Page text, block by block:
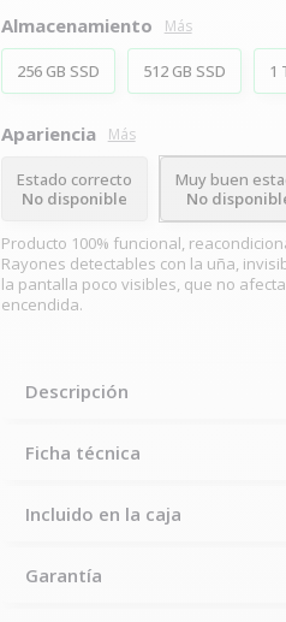
Almacenamiento Más
256 GB SSD 512 GB SSD 1
Apariencia Más
Estado correcto
No disponible
Muy buen
No
Producto 100% funcional,
Rayones detectables con la uña,
la pantalla poco visibles, que no
encendida.
Descripción
Ficha técnica
Incluido en la caja
Garantía